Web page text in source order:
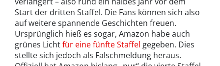
Start der dritten Staffel. Die Fans können sich also
auf weitere spannende Geschichten freuen.
Ursprünglich hieß es sogar, Amazon habe auch
grünes Lichtfür eine fünfte Staffel gegeben. Dies
stellte sich jedoch als Falschmeldung heraus.